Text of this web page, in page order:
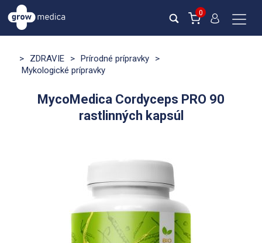
0
> ZDRAVIE > Prírodné prípravky
>
Mykologické prípravky
MycoMedica Cordyceps PRO 90
rastlinných kapsúl